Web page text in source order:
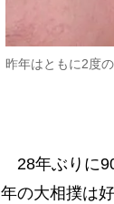
昨年はともに2度
28年ぶりに
年の大相撲は